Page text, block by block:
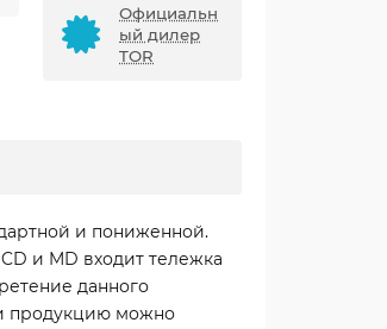
Официальн
ый дилер
TOR
и пониженной.
и MD входит тележка
данного
продукцию можно